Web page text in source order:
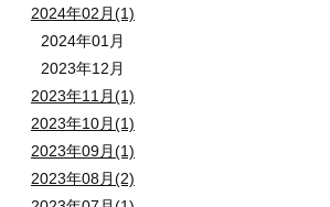
2024年02月(1)
2024年01月
2023年12月
2023年11月(1)
2023年10月(1)
2023年09月(1)
2023年08月(2)